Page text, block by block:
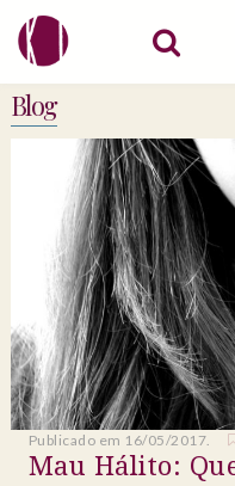
Blog
Publicado em 16/05/2017.
Mau Hálito: